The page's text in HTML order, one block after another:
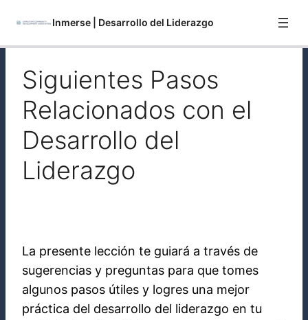
Inmerse | Desarrollo del Liderazgo
Siguientes Pasos
Relacionados con el
Desarrollo del
Liderazgo
La presente lección te guiará a través de
sugerencias y preguntas para que tomes
algunos pasos útiles y logres una mejor
práctica del desarrollo del liderazgo en tu
Perspectivas Recientes (La Historia del Activista
Leroy Barber)
Fundamentos Bíblicos Relacionados con el
del Liderazgo